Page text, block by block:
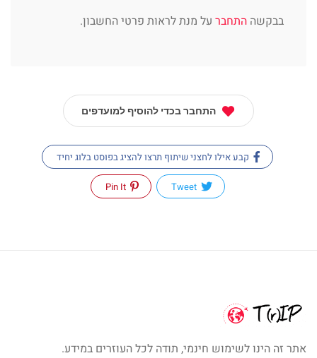
בבקשה התחבר על מנת לראות פרטי החשבון.
התחבר בכדי להוסיף למועדפים
קבע אילו לחצני שיתוף תרצו להציג בפוסט בלוג יחיד
Tweet
Pin It
אתר זה הינו לשימוש חינמי, תודה לכל העוזרים במידע.